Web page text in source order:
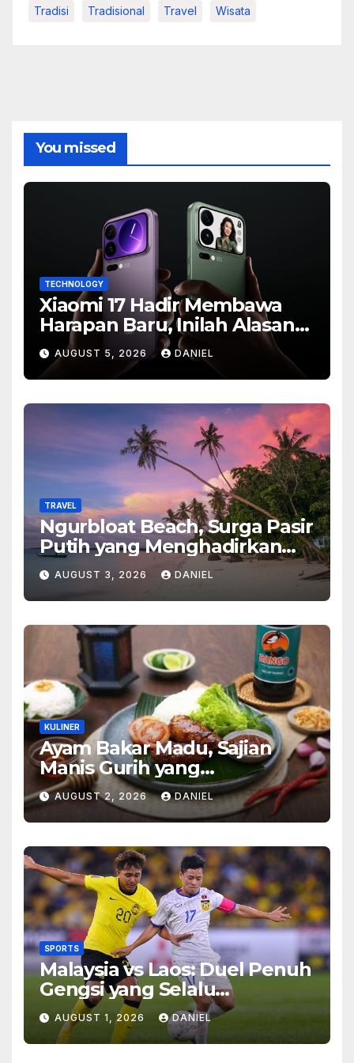
Tradisi Tradisional Travel Wisata
You missed
TECHNOLOGY
Xiaomi 17 Hadir Membawa
Harapan Baru, Inilah Alasan
Banyak Orang Menantikan
Ponsel Flagship Ini
AUGUST 5, 2026 DANIEL
TRAVEL
Ngurbloat Beach, Surga Pasir
Putih yang Menghadirkan
Ketenangan dan Pesona
Alam Tak Terlupakan
AUGUST 3, 2026 DANIEL
KULINER
Ayam Bakar Madu, Sajian
Manis Gurih yang
Menghangatkan Suasana
Makan
AUGUST 2, 2026 DANIEL
SPORTS
Malaysia vs Laos: Duel Penuh
Gengsi yang Selalu
Menghadirkan Cerita
Menarik di Lapangan
AUGUST 1, 2026 DANIEL